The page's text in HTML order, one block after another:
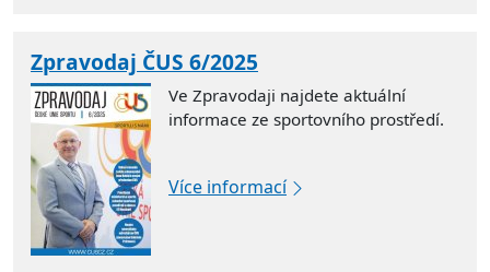
Zpravodaj ČUS 6/2025
Ve Zpravodaji najdete aktuální
informace ze sportovního prostředí.
Více informací